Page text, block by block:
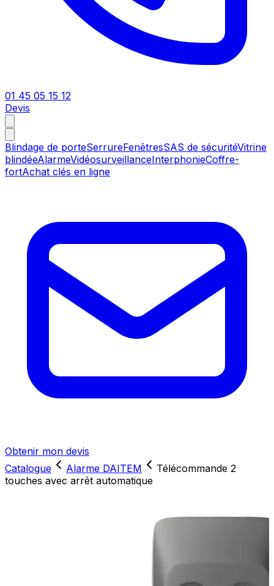
01 45 05 15 12
Devis
Blindage de porteSerrureFenêtresSAS de sécuritéVitrine
blindéeAlarmeVidéosurveillanceInterphonieCoffre-
fortAchat clés en ligne
Obtenir mon devis
Catalogue
Alarme DAITEM
Télécommande 2
touches avec arrêt automatique